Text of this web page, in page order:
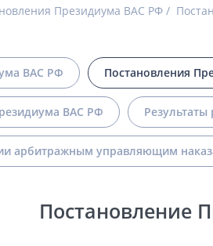
Президиума ВАС РФ
ВАС РФ Постановления
ВАС РФ
арбитражным управляющим
Постановление